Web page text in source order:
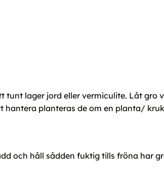
lager jord eller vermiculite. Låt gro
hantera planteras de om en planta/
och håll sådden fuktig tills fröna har